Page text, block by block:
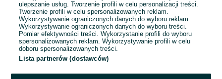
Hasło
ulepszanie usług. Tworzenie profili w celu personalizacji treści.
Tworzenie profili w celu spersonalizowanych reklam.
Wykorzystywanie ograniczonych danych do wyboru reklam.
Wykorzystywanie ograniczonych danych do wyboru treści.
Pomiar efektywności treści. Wykorzystanie profili do wyboru
spersonalizowanych reklam. Wykorzystywanie profili w celu
doboru spersonalizowanych treści.
Lista partnerów (dostawców)